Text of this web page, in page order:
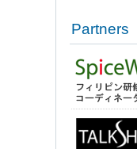
Partners